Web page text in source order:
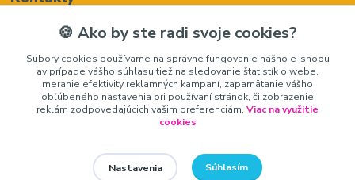
+421948050205
(Po-Pia, 8-16 hod.)
zariadeniedosalonu@gmail.com
🍪 Ako by ste radi svoje cookies?
Súbory cookies používame na správne fungovanie nášho e-shopu
av prípade vášho súhlasu tiež na sledovanie štatistík o webe,
meranie efektivity reklamných kampaní, zapamätanie vášho
obľúbeného nastavenia pri používaní stránok, či zobrazenie
reklám zodpovedajúcich vašim preferenciám. Viac na využitie
cookies
Nastavenia Súhlasím